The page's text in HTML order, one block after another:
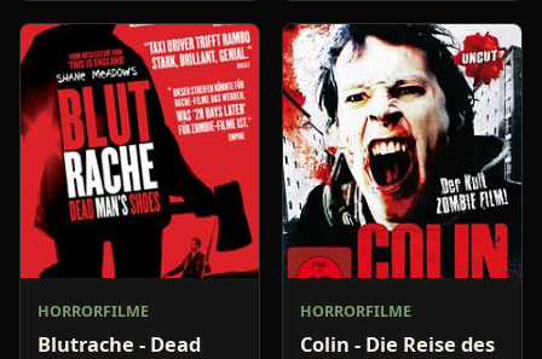
Tod kommt schnell und
schmerzhaft, ist aber
nicht das Ende für den
Infizie
HORRORFILME
Blutrache - Dead
HORRORFILME
Colin - Die Reise des